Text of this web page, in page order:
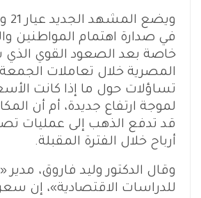
في صدارة اهتمام المواطنين
خاصة بعد الصعود القوي
المصرية خلال تعاملات
تساؤلات حول ما إذا كانت
لموجة ارتفاع جديدة، أم أن
قد تدفع الذهب إلى عمليات
أرباح خلال الفترة المقبلة.
وقال الدكتور وليد فاروق،
للدراسات الاقتصادية»، إن